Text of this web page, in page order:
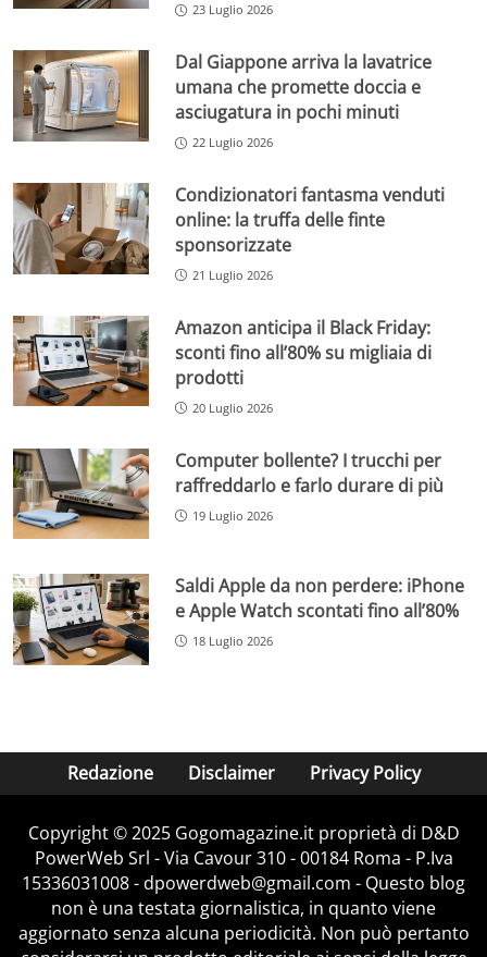
23 Luglio 2026
Dal Giappone arriva la lavatrice
umana che promette doccia e
asciugatura in pochi minuti
22 Luglio 2026
Condizionatori fantasma venduti
online: la truffa delle finte
sponsorizzate
21 Luglio 2026
Amazon anticipa il Black Friday:
sconti fino all’80% su migliaia di
prodotti
20 Luglio 2026
Computer bollente? I trucchi per
raffreddarlo e farlo durare di più
19 Luglio 2026
Saldi Apple da non perdere: iPhone
e Apple Watch scontati fino all’80%
18 Luglio 2026
Redazione Disclaimer Privacy Policy
Copyright © 2025 Gogomagazine.it proprietà di D&D
PowerWeb Srl - Via Cavour 310 - 00184 Roma - P.Iva
15336031008 - dpowerdweb@gmail.com - Questo blog
non è una testata giornalistica, in quanto viene
aggiornato senza alcuna periodicità. Non può pertanto